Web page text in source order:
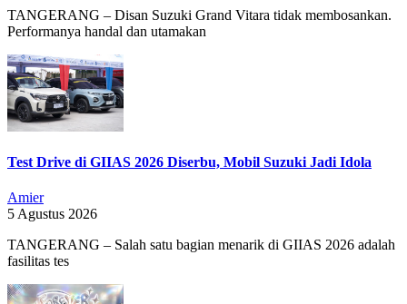
TANGERANG – Disan Suzuki Grand Vitara tidak membosankan.
Performanya handal dan utamakan
Test Drive di GIIAS 2026 Diserbu, Mobil Suzuki Jadi Idola
Amier
5 Agustus 2026
TANGERANG – Salah satu bagian menarik di GIIAS 2026 adalah
fasilitas tes